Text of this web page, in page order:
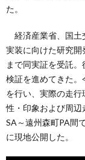
た。
経済産業省、国土
実装に向けた研究
まで同実証を受託
検証を進めてきた
を行い、実際の走
性・印象および周
SA～遠州森町PA間
に現地公開した。